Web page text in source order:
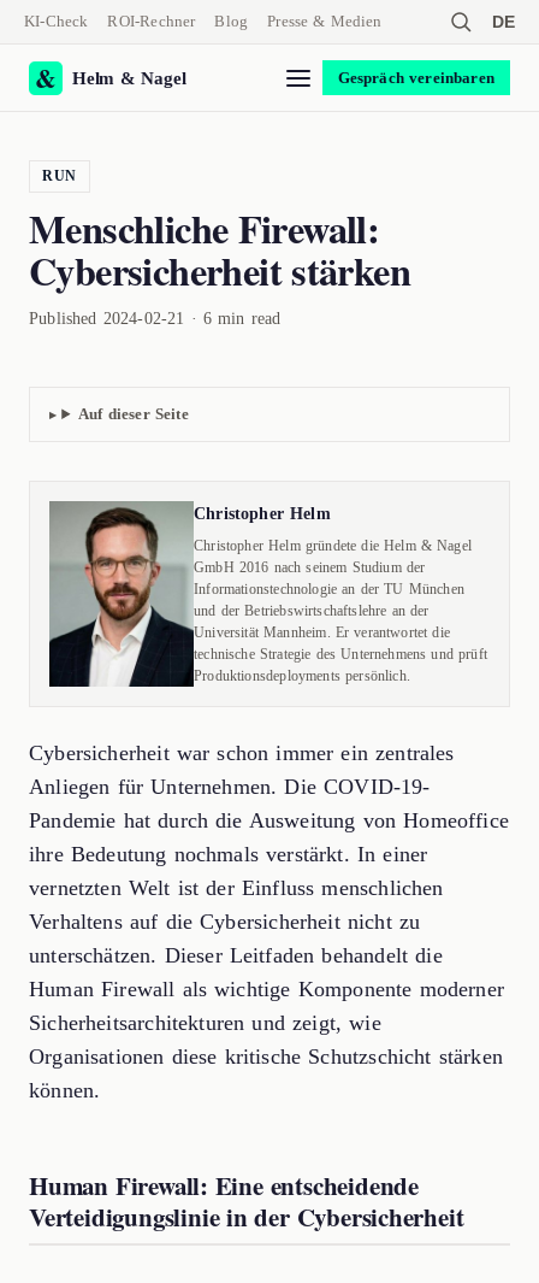
KI-Check ROI-Rechner Blog Presse & Medien DE
Helm & Nagel Gespräch vereinbaren
RUN
Menschliche Firewall:
Cybersicherheit stärken
Published 2024-02-21 · 6 min read
Auf dieser Seite
Christopher Helm
Christopher Helm gründete die Helm & Nagel
GmbH 2016 nach seinem Studium der
Informationstechnologie an der TU München
und der Betriebswirtschaftslehre an der
Universität Mannheim. Er verantwortet die
technische Strategie des Unternehmens und prüft
Produktionsdeployments persönlich.
Cybersicherheit war schon immer ein zentrales
Anliegen für Unternehmen. Die COVID-19-
Pandemie hat durch die Ausweitung von Homeoffice
ihre Bedeutung nochmals verstärkt. In einer
vernetzten Welt ist der Einfluss menschlichen
Verhaltens auf die Cybersicherheit nicht zu
unterschätzen. Dieser Leitfaden behandelt die
Human Firewall als wichtige Komponente moderner
Sicherheitsarchitekturen und zeigt, wie
Organisationen diese kritische Schutzschicht stärken
können.
Human Firewall: Eine entscheidende
Verteidigungslinie in der Cybersicherheit